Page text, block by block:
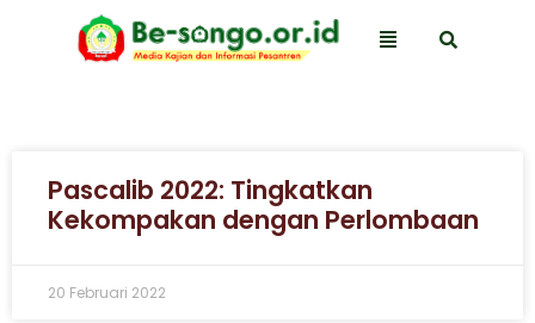
Pascalib 2022: Tingkatkan
Kekompakan dengan Perlombaan
20 Februari 2022